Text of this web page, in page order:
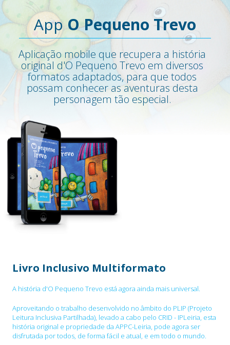
AppO Pequeno Trevo
Aplicação mobile que recupera a história
original d'O Pequeno Trevo em diversos
formatos adaptados, para que todos
possam conhecer as aventuras desta
personagem tão especial.
Livro Inclusivo Multiformato
A história d'O Pequeno Trevo está agora ainda mais universal.
Aproveitando o trabalho desenvolvido no âmbito do PLIP (Projeto
Leitura Inclusiva Partilhada), levado a cabo pelo CRID - IPLeiria, esta
história original e propriedade da APPC-Leiria, pode agora ser
disfrutada por todos, de forma fácil e atual, e em todo o mundo.